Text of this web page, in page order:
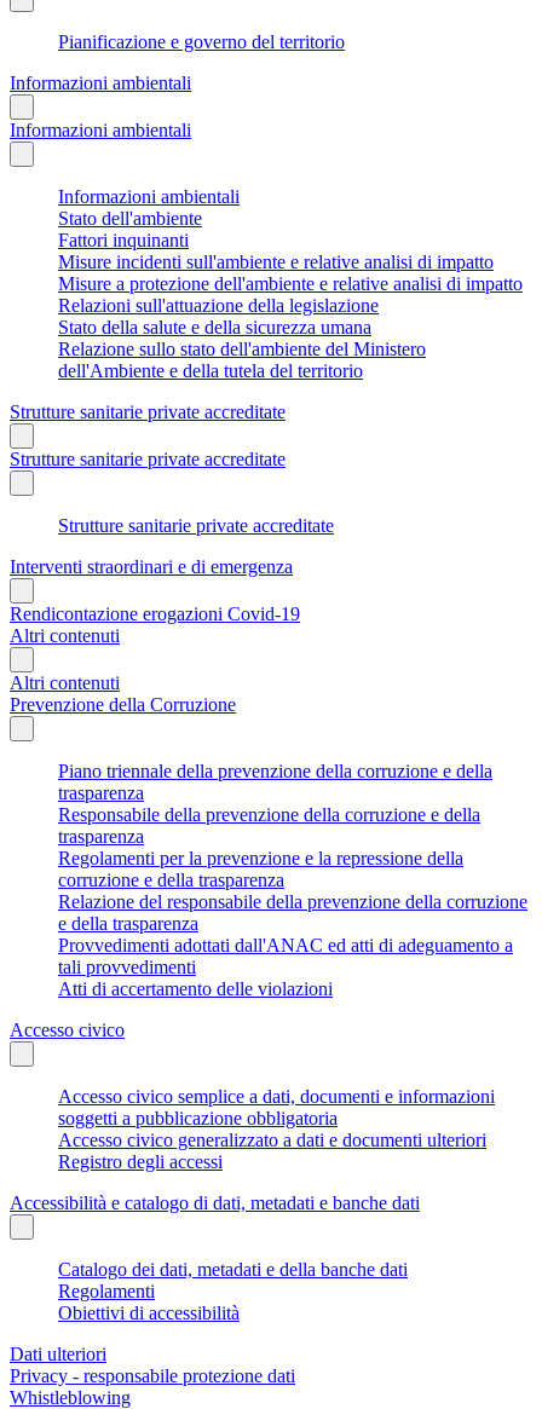
Pianificazione e governo del territorio
Informazioni ambientali
Informazioni ambientali
Informazioni ambientali
Stato dell'ambiente
Fattori inquinanti
Misure incidenti sull'ambiente e relative analisi di impatto
Misure a protezione dell'ambiente e relative analisi di impatto
Relazioni sull'attuazione della legislazione
Stato della salute e della sicurezza umana
Relazione sullo stato dell'ambiente del Ministero
dell'Ambiente e della tutela del territorio
Strutture sanitarie private accreditate
Strutture sanitarie private accreditate
Strutture sanitarie private accreditate
Interventi straordinari e di emergenza
Rendicontazione erogazioni Covid-19
Altri contenuti
Altri contenuti
Prevenzione della Corruzione
Piano triennale della prevenzione della corruzione e della
trasparenza
Responsabile della prevenzione della corruzione e della
trasparenza
Regolamenti per la prevenzione e la repressione della
corruzione e della trasparenza
Relazione del responsabile della prevenzione della corruzione
e della trasparenza
Provvedimenti adottati dall'ANAC ed atti di adeguamento a
tali provvedimenti
Atti di accertamento delle violazioni
Accesso civico
Accesso civico semplice a dati, documenti e informazioni
soggetti a pubblicazione obbligatoria
Accesso civico generalizzato a dati e documenti ulteriori
Registro degli accessi
Accessibilità e catalogo di dati, metadati e banche dati
Catalogo dei dati, metadati e della banche dati
Regolamenti
Obiettivi di accessibilità
Dati ulteriori
Privacy - responsabile protezione dati
Whistleblowing